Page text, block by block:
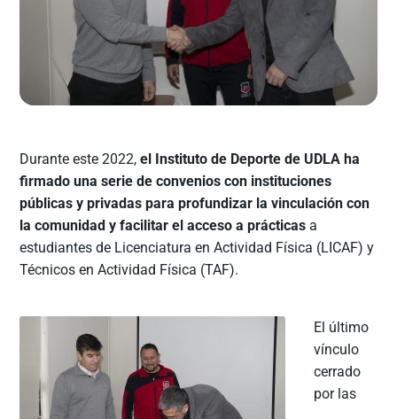
Durante este 2022,el Instituto de Deporte de UDLA ha
firmado una serie de convenios con instituciones
públicas y privadas para profundizar la vinculación con
la comunidad y facilitar el acceso a prácticas a
estudiantes de Licenciatura en Actividad Física (LICAF) y
Técnicos en Actividad Física (TAF).
El último
vínculo
cerrado
por las